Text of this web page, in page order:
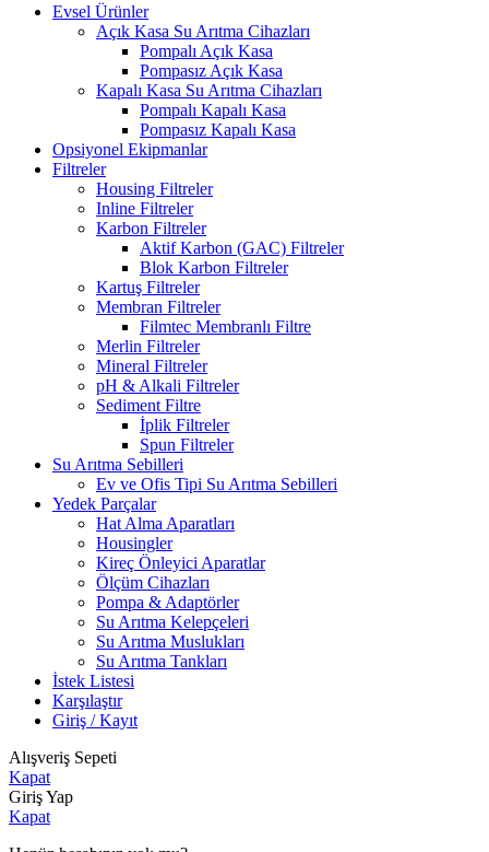
Evsel Ürünler
Açık Kasa Su Arıtma Cihazları
Pompalı Açık Kasa
Pompasız Açık Kasa
Kapalı Kasa Su Arıtma Cihazları
Pompalı Kapalı Kasa
Pompasız Kapalı Kasa
Opsiyonel Ekipmanlar
Filtreler
Housing Filtreler
Inline Filtreler
Karbon Filtreler
Aktif Karbon (GAC) Filtreler
Blok Karbon Filtreler
Kartuş Filtreler
Membran Filtreler
Filmtec Membranlı Filtre
Merlin Filtreler
Mineral Filtreler
pH & Alkali Filtreler
Sediment Filtre
İplik Filtreler
Spun Filtreler
Su Arıtma Sebilleri
Ev ve Ofis Tipi Su Arıtma Sebilleri
Yedek Parçalar
Hat Alma Aparatları
Housingler
Kireç Önleyici Aparatlar
Ölçüm Cihazları
Pompa & Adaptörler
Su Arıtma Kelepçeleri
Su Arıtma Muslukları
Su Arıtma Tankları
İstek Listesi
Karşılaştır
Giriş / Kayıt
Alışveriş Sepeti
Kapat
Giriş Yap
Kapat